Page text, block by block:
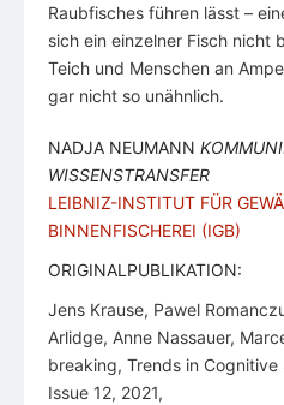
Raubfisches führen lässt –
sich ein einzelner Fisch nicht
Teich und Menschen an
gar nicht so unähnlich.
NADJA NEUMANN
WISSENSTRANSFER
LEIBNIZ-INSTITUT FÜR
BINNENFISCHEREI (IGB)
ORIGINALPUBLIKATION:
Jens Krause, Pawel
Arlidge, Anne Nassauer,
breaking, Trends in Cognitive
Issue 12, 2021,